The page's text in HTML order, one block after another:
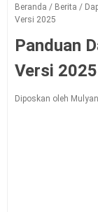
Beranda / Berita /
Versi 2025
Panduan
Versi 2025
Diposkan oleh